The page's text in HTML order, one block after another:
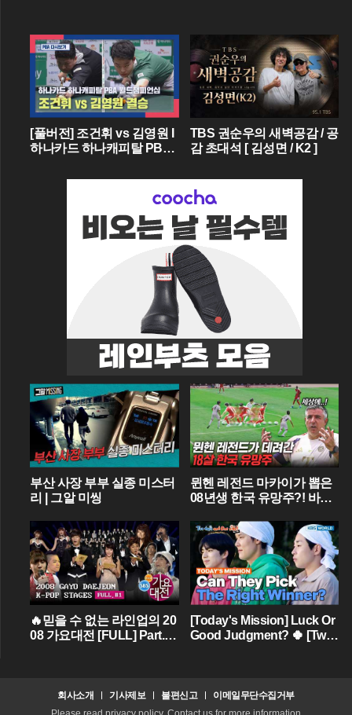
[풀버전] 조건휘 vs 김영원 I
하나카드 하나캐피탈 PBA
3.15 방송
TBS 권순우의 새벽공감 / 공
감 초대석 [ 김성면 / K2 ]
부산 사장 부부 실종 미스터
리 | 그알 미씽
뮌헨 레전드 마카이가 뽑은
08년생 한국 유망주?! 바이
4명이라니...
🔥믿을 수 없는 라인업의 20
08 가요대전 [FULL] Part.01
[Today's Mission] Luck Or
Good Judgment? 🍀 [Two
회사소개 기사제보 불편신고
이메일무단수집거부